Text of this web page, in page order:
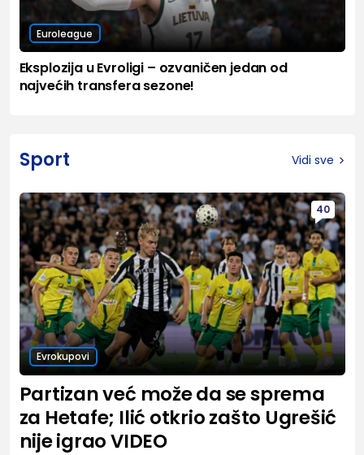
Euroleague
Eksplozija u Evroligi – ozvaničen jedan od
najvećih transfera sezone!
Sport Vidi sve
40
Evrokupovi
Partizan već može da se sprema
za Hetafe; Ilić otkrio zašto Ugrešić
nije igrao VIDEO